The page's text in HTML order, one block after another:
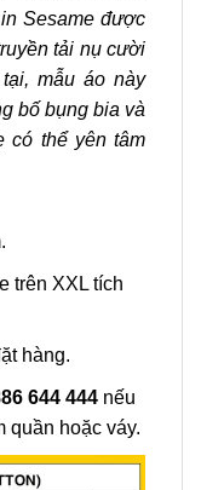
Sesame được
tải nụ cười
mẫu áo này
bố bụng bia và
có thể yên tâm
trên XXL tích
hàng.
644 444nếu
quần hoặc váy.